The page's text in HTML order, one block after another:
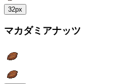
32px
マカダミアナッツ